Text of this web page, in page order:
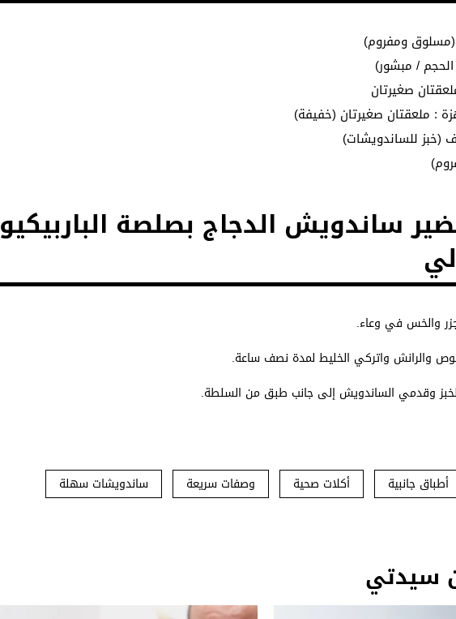
صغيرتان
: ملعقتان صغيرتان (خفيفة)
ساندويش الدجاج بصلصة الباربيكيو
والخس في وعاء.
والرانش واتركي الخليط لمدة نصف ساعة.
وقدمي الساندويش إلى جانب طبق من السلطة.
أطباق جانبية أكلات صحية وصفات سريعة ساندويشات سهلة
سيدتي